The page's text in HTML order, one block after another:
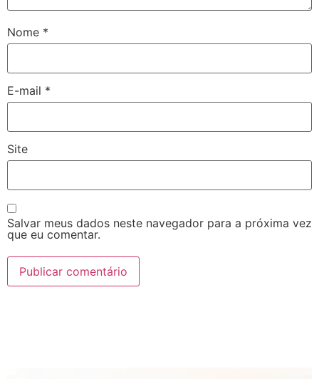
Nome *
E-mail *
Site
Salvar meus dados neste navegador para a próxima vez
que eu comentar.